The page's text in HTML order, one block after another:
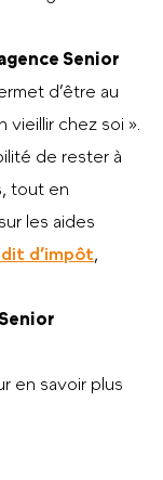
Senior
d’être au
chez soi ».
de rester à
tout en
les aides
d’impôt,
Senior
en savoir plus